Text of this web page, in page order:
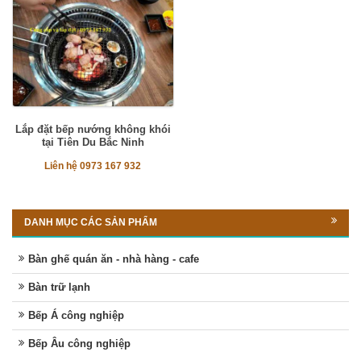
Lắp đặt bếp nướng không khói
tại Tiên Du Bắc Ninh
Liên hệ 0973 167 932
DANH MỤC CÁC SẢN PHẨM
Bàn ghế quán ăn - nhà hàng - cafe
Bàn trữ lạnh
Bếp Á công nghiệp
Bếp Âu công nghiệp